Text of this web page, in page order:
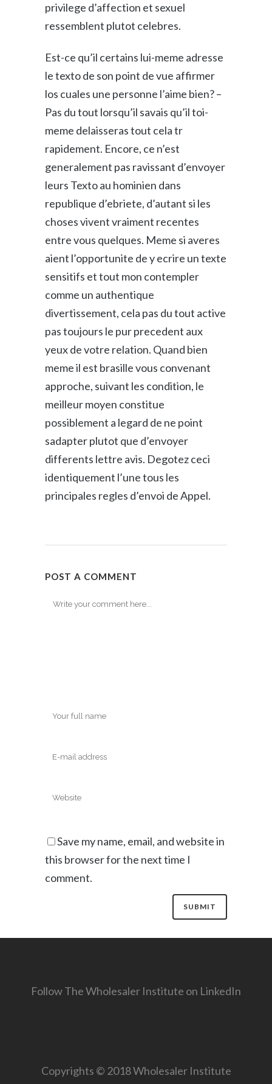
privilege d’affection et sexuel
ressemblent plutot celebres.
Est-ce qu’il certains lui-meme adresse
le texto de son point de vue affirmer
los cuales une personne l’aime bien? –
Pas du tout lorsqu’il savais qu’il toi-
meme delaisseras tout cela tr
rapidement. Encore, ce n’est
generalement pas ravissant d’envoyer
leurs Texto au hominien dans
republique d’ebriete, d’autant si les
choses vivent vraiment recentes
entre vous quelques. Meme si averes
aient l’opportunite de y ecrire un texte
sensitifs et tout mon contempler
comme un authentique
divertissement, cela pas du tout active
pas toujours le pur precedent aux
yeux de votre relation. Quand bien
meme il est brasille vous convenant
approche, suivant les condition, le
meilleur moyen constitue
possiblement a legard de ne point
sadapter plutot que d’envoyer
differents lettre avis. Degotez ceci
identiquement l’une tous les
principales regles d’envoi de Appel.
POST A COMMENT
Save my name, email, and website in
this browser for the next time I
comment.
Follow The Wholesaler Institute on LinkedIn
Copyrights © 2018 Wholesaler Institute